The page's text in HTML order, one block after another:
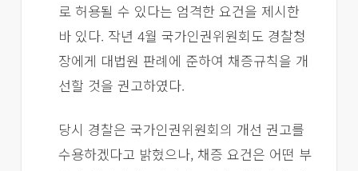
로 허용될 수 있다는 엄격한 요건을 제시한
바 있다. 작년 4월 국가인권위원회도 경찰청
장에게 대법원 판례에 준하여 채증규칙을 개
선할 것을 권고하였다.
당시 경찰은 국가인권위원회의 개선 권고를
수용하겠다고 밝혔으나, 채증 요건은 어떤 부